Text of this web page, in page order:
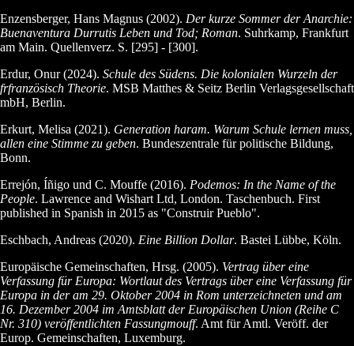
Enzensberger, Hans Magnus (2002). Der kurze Sommer der Anarchie:
Buenaventura Durrutis Leben und Tod; Roman. Suhrkamp, Frankfurt
am Main. Quellenverz. S. [295] - [300].
Erdur, Onur (2024). Schule des Südens. Die kolonialen Wurzeln der
frfranzösisch Theorie. MSB Matthes & Seitz Berlin Verlagsgesellschaft
mbH, Berlin.
Erkurt, Melisa (2021). Generation haram. Warum Schule lernen muss,
allen eine Stimme zu geben. Bundeszentrale für politische Bildung,
Bonn.
Errejón, Íñigo und C. Mouffe (2016). Podemos: In the Name of the
People. Lawrence and Wishart Ltd, London. Taschenbuch. First
published in Spanish in 2015 as "Construir Pueblo".
Eschbach, Andreas (2020). Eine Billion Dollar. Bastei Lübbe, Köln.
Europäische Gemeinschaften, Hrsg. (2005). Vertrag über eine
Verfassung für Europa: Wortlaut des Vertrags über eine Verfassung für
Europa in der am 29. Oktober 2004 in Rom unterzeichneten und am
16. Dezember 2004 im Amtsblatt der Europäischen Union (Reihe C
Nr. 310) veröffentlichten Fassungmouff. Amt für Amtl. Veröff. der
Europ. Gemeinschaften, Luxemburg.